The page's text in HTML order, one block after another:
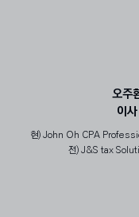
오주
​이사
현) John Oh CPA
전) J&S tax